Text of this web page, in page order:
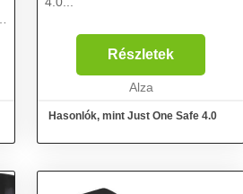
Részletek
Alza
Hasonlók, mint Just One Safe 4.0